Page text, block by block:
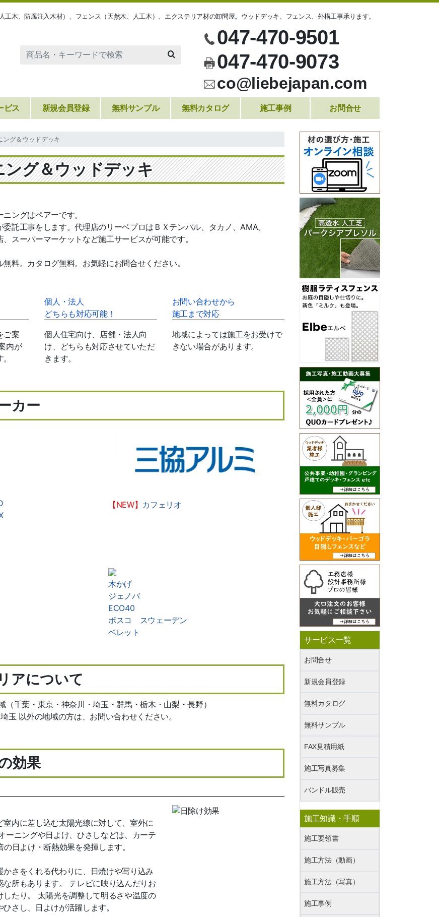
工木、防腐注入木材）、フェンス（天然木、人工木）、エクステリア材の卸問屋。ウッドデッキ、フェンス、外構工事承ります。
047-470-9501
047-470-9073
co@liebejapan.com
ビス 新規会員登録 無料サンプル 無料カタログ 施工事例 お問合せ
ング＆ウッドデッキ
ング＆ウッドデッキ
ングはペアーです。
託工事をします。代理店のリーベプロはＢＸテンパル、タカノ、AMA。
スーパーマーケットなど施工サービスが可能です。
料。カタログ無料。お気軽にお問合せください。
ご案
内が
個人・法人
どちらも対応可能！
個人住宅向け、店舗・法人向
け、どちらも対応させていただ
きます。
お問い合わせから
施工まで対応
地域によっては施工をお受けで
きない場合があります。
カー
【NEW】 カフェリオ
木かげ
ジェノバ
ECO40
ボスコ スウェーデン
ベレット
アについて
（千葉・東京・神奈川・埼玉・群馬・栃木・山梨・長野）
玉 以外の地域の方は、お問い合わせください。
効果
内に差し込む太陽光線に対して、室外に
ーニングや日よけ、ひさしなどは、カーテ
日よけ・断熱効果を発揮します。
さをくれる代わりに、日焼けや写り込み
な所もあります。 テレビに映り込んだりお
したり。 太陽光を調整して明るさや温度の
さし、日よけが活躍します。
サービス一覧
お問合せ
新規会員登録
無料カタログ
無料サンプル
FAX見積用紙
施工写真募集
バンドル販売
施工知識・手順
施工要領書
施工方法（動画）
施工方法（写真）
施工事例